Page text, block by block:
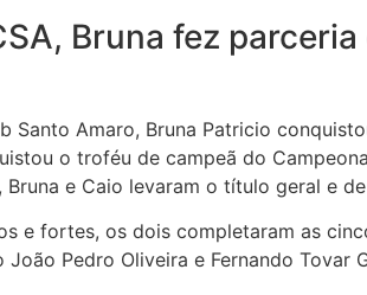
Bruna fez
Santo Amaro, Bruna Patricio
o troféu de campeã do
e Caio levaram o título geral e
e fortes, os dois completaram as
João Pedro Oliveira e Fernando Tovar